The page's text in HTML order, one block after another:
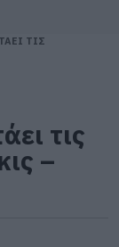
ΤΙΣ
τις
–